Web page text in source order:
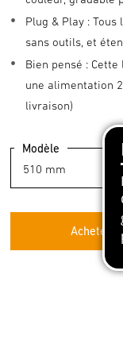
Plug & Play :
sans outils, et
Bien pensé :
une alimentation
livraison)
Modèle
Acheter